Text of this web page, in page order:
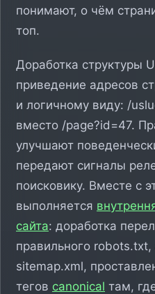
понимают, о чём
топ.
Доработка структуры
приведение адресов
и логичному виду: /
вместо /page?id=47.
улучшают
передают сигналы
поисковику. Вместе с
выполняется
сайта: доработка
правильного robots.txt,
sitemap.xml,
тегов canonical там,